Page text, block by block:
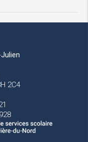
2C4